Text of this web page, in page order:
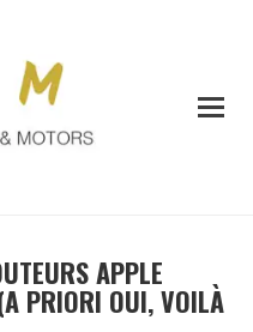
APPLE
PRIORI OUI, VOILÀ